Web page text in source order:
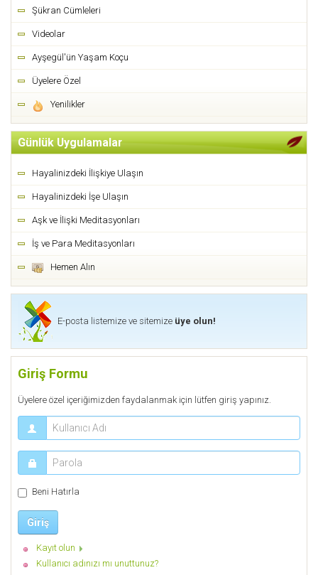
Şükran Cümleleri
Videolar
Ayşegül'ün Yaşam Koçu
Üyelere Özel
Yenilikler
Günlük Uygulamalar
Hayalinizdeki İlişkiye Ulaşın
Hayalinizdeki İşe Ulaşın
Aşk ve İlişki Meditasyonları
İş ve Para Meditasyonları
Hemen Alın
E-posta listemize ve sitemize üye olun!
Giriş Formu
Üyelere özel içeriğimizden faydalanmak için lütfen giriş yapınız.
Beni Hatırla
Giriş
Kayıt olun
Kullanıcı adınızı mı unuttunuz?